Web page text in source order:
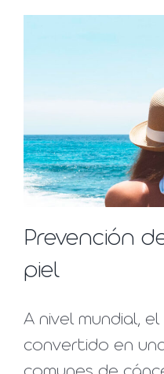
Prevención
piel
A nivel mundial,
convertido en